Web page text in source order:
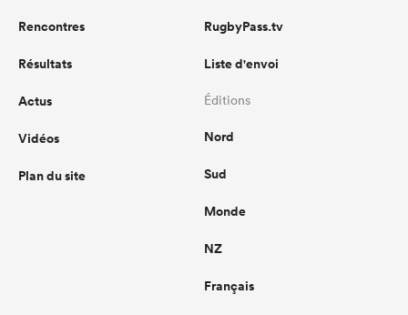
Rencontres
Résultats
Actus
Vidéos
Plan du site
RugbyPass.tv
Liste d'envoi
Éditions
Nord
Sud
Monde
NZ
Français